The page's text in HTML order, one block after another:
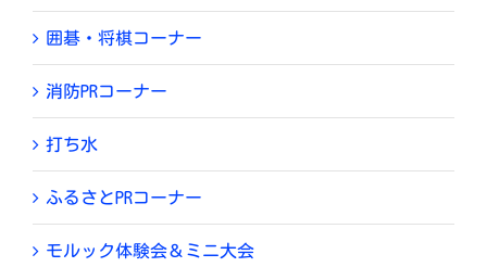
囲碁・将棋コーナー
消防PRコーナー
打ち水
ふるさとPRコーナー
モルック体験会＆ミニ大会